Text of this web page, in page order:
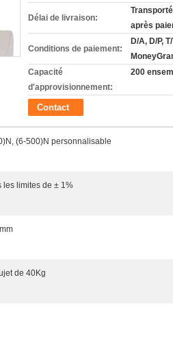
Délai de livraison:
après
Conditions de paiement:
D/A, D/P,
Capacité
d'approvisionnement:
200
Contact
(6-500)N personnalisable
les limites de ± 1%
de 40Kg